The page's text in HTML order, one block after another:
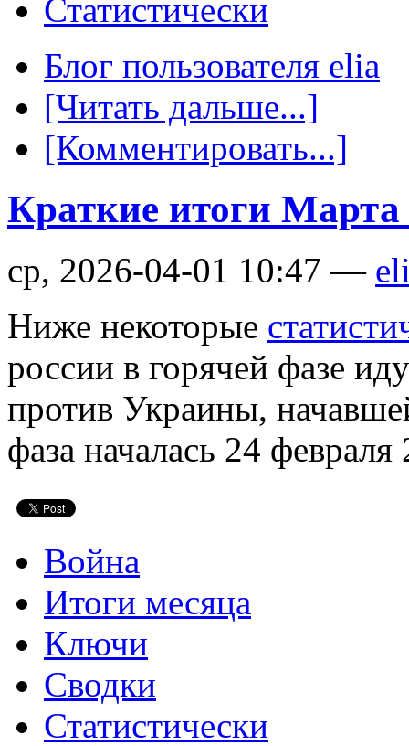
Статистически
Блог пользователя elia
[Читать дальше...]
[Комментировать...]
Краткие итоги Марта
ср, 2026-04-01 10:47 —
Ниже некоторые
россии в горячей фазе
против Украины,
фаза началась 24 февраля
Война
Итоги месяца
Ключи
Сводки
Статистически